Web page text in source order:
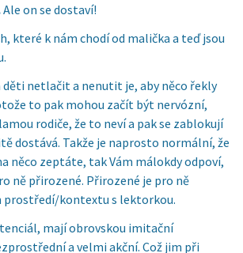
Ale on se dostaví!
které k nám chodí od malička a teď jsou
děti netlačit a nenutit je, aby něco řekly
to pak mohou začít být nervózní,
rodiče, že to neví a pak se zablokují
dostává. Takže je naprosto normální, že
něco zeptáte, tak Vám málokdy odpoví,
ně přirozené. Přirozené je pro ně
prostředí/kontextu s lektorkou.
mají obrovskou imitační
a velmi akční. Což jim při